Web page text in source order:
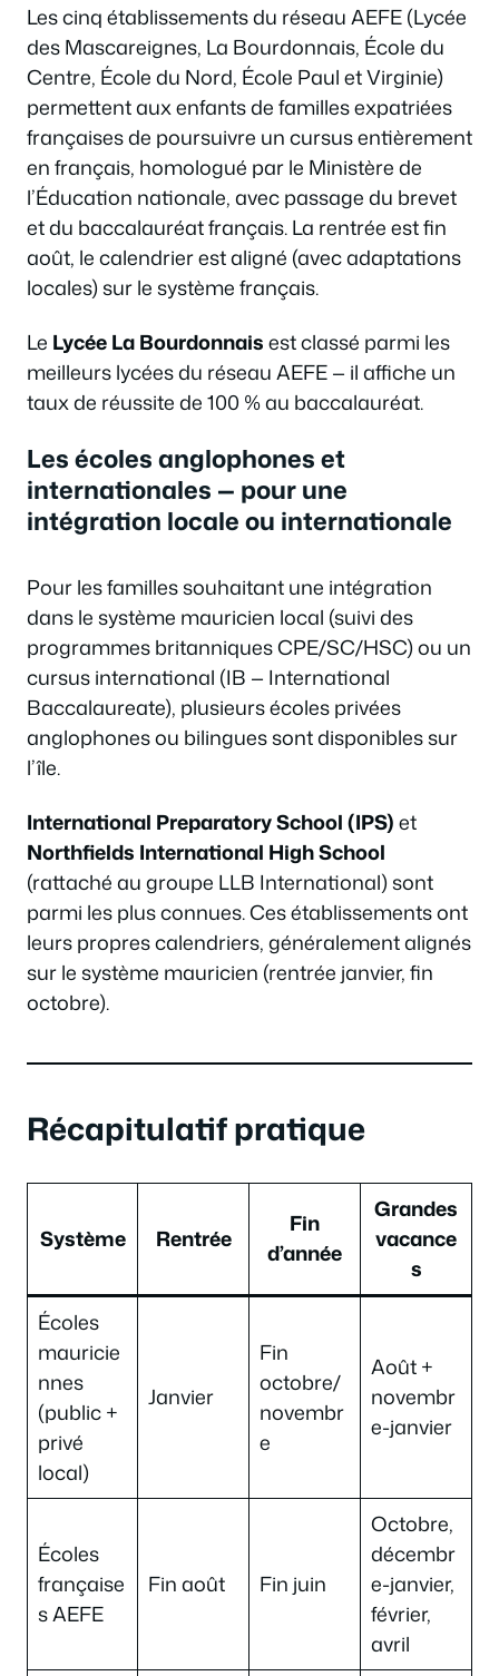
Les cinq établissements du réseau AEFE (Lycée
des Mascareignes, La Bourdonnais, École du
Centre, École du Nord, École Paul et Virginie)
permettent aux enfants de familles expatriées
françaises de poursuivre un cursus entièrement
en français, homologué par le Ministère de
l’Éducation nationale, avec passage du brevet
et du baccalauréat français. La rentrée est fin
août, le calendrier est aligné (avec adaptations
locales) sur le système français.
Le Lycée La Bourdonnaisest classé parmi les
meilleurs lycées du réseau AEFE — il affiche un
taux de réussite de 100 % au baccalauréat.
Les écoles anglophones et
internationales — pour une
intégration locale ou internationale
Pour les familles souhaitant une intégration
dans le système mauricien local (suivi des
programmes britanniques CPE/SC/HSC) ou un
cursus international (IB — International
Baccalaureate), plusieurs écoles privées
anglophones ou bilingues sont disponibles sur
l’île.
International Preparatory School (IPS)et
Northfields International High School
(rattaché au groupe LLB International) sont
parmi les plus connues. Ces établissements ont
leurs propres calendriers, généralement alignés
sur le système mauricien (rentrée janvier, fin
octobre).
Récapitulatif pratique
Système Rentrée
Fin
d’année
Grandes
vacance
s
Écoles
mauricie
nnes
(public +
privé
local)
Janvier
Fin
octobre/
novembr
e
Août +
novembr
e-janvier
Écoles
française
s AEFE
Fin août Fin juin
Octobre,
décembr
e-janvier,
février,
avril